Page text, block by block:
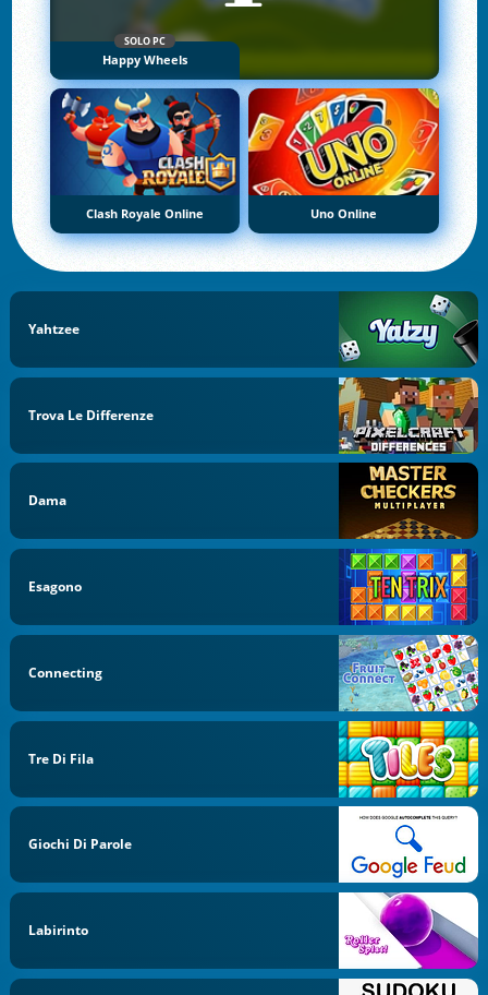
SOLO PC
Happy Wheels
Clash Royale Online Uno Online
Yahtzee
Trova Le Differenze
Dama
Esagono
Connecting
Tre Di Fila
Giochi Di Parole
Labirinto